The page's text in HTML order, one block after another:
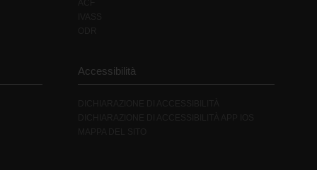
Accessibilità